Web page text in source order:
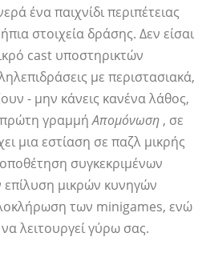
ένα παιχνίδι περιπέτειας
στοιχεία δράσης. Δεν είσαι
cast υποστηρικτών
με περιστασιακά,
- μην κάνεις κανένα λάθος,
πρώτη γραμμήΑπομόνωση , σε
μια εστίαση σε παζλ μικρής
συγκεκριμένων
μικρών κυνηγών
των minigames, ενώ
λειτουργεί γύρω σας.